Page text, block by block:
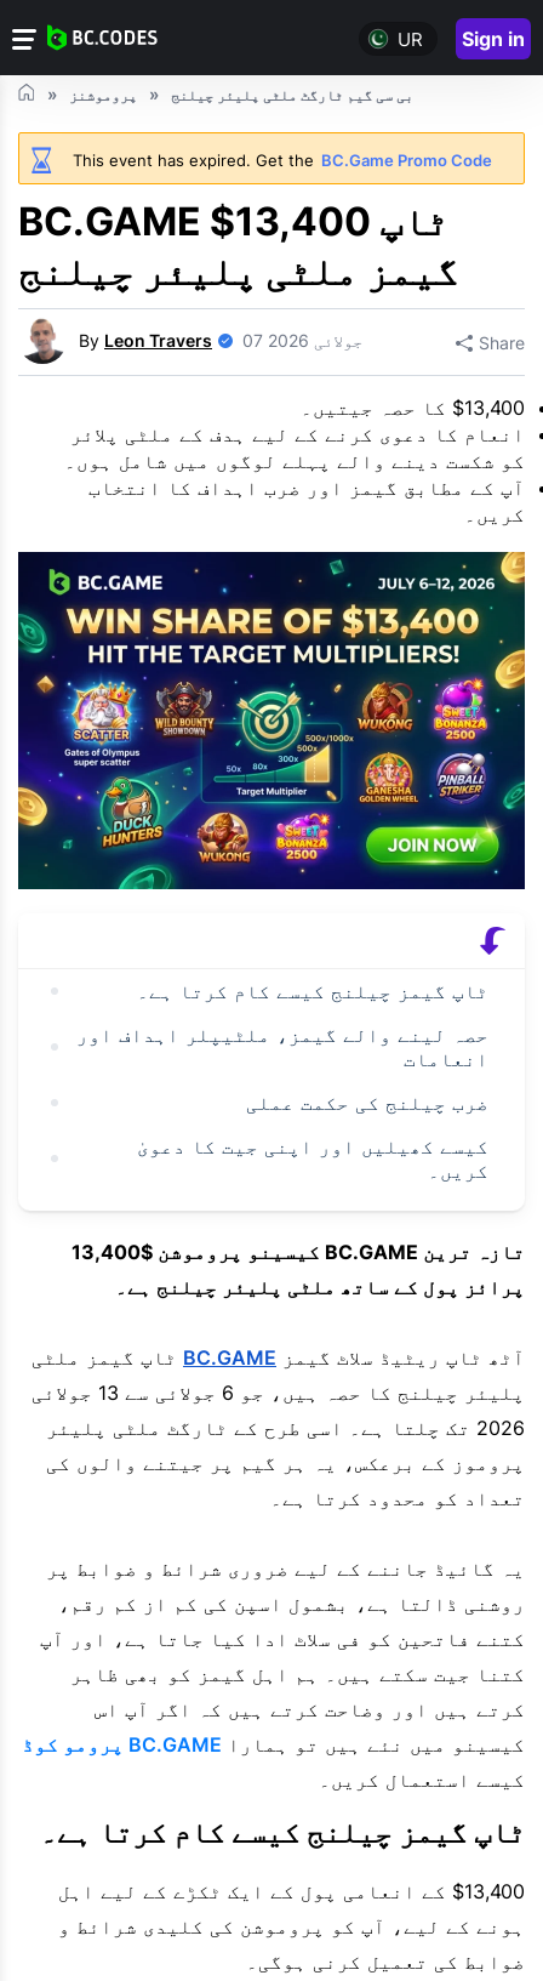
UR Sign in
پروموشنز بی سی گیم ٹارگٹ ملٹی پلیئر چیلنج
This event has expired. Get the BC.Game Promo Code
BC.GAME $13,400 ٹاپ
گیمز ملٹی پلیئر چیلنج
By Leon Travers 07 جولائی 2026 Share
$13,400 کا حصہ جیتیں۔
انعام کا دعوی کرنے کے لیے ہدف کے ملٹی پلائر
کو شکست دینے والے پہلے لوگوں میں شامل ہوں۔
آپ کے مطابق گیمز اور ضرب اہداف کا انتخاب
کریں۔
ٹاپ گیمز چیلنج کیسے کام کرتا ہے۔
حصہ لینے والے گیمز، ملٹیپلر اہداف اور
انعامات
ضرب چیلنج کی حکمت عملی
کیسے کھیلیں اور اپنی جیت کا دعویٰ
کریں۔
تازہ ترین BC.GAME کیسینو پروموشن $13,400
پرائز پول کے ساتھ ملٹی پلیئر چیلنج ہے۔
آٹھ ٹاپ ریٹیڈ سلاٹ گیمز BC.GAME ٹاپ گیمز ملٹی
پلیئر چیلنج کا حصہ ہیں، جو 6 جولائی سے 13 جولائی
2026 تک چلتا ہے۔ اسی طرح کے ٹارگٹ ملٹی پلیئر
پروموز کے برعکس، یہ ہر گیم پر جیتنے والوں کی
تعداد کو محدود کرتا ہے۔
یہ گائیڈ جاننے کے لیے ضروری شرائط و ضوابط پر
روشنی ڈالتا ہے، بشمول اسپن کی کم از کم رقم،
کتنے فاتحین کو فی سلاٹ ادا کیا جاتا ہے، اور آپ
کتنا جیت سکتے ہیں۔ ہم اہل گیمز کو بھی ظاہر
کرتے ہیں اور وضاحت کرتے ہیں کہ اگر آپ اس
کیسینو میں نئے ہیں تو ہمارا BC.GAME پرومو کوڈ
کیسے استعمال کریں۔
ٹاپ گیمز چیلنج کیسے کام کرتا ہے۔
$13,400 کے انعامی پول کے ایک ٹکڑے کے لیے اہل
ہونے کے لیے، آپ کو پروموشن کی کلیدی شرائط و
ضوابط کی تعمیل کرنی ہوگی۔